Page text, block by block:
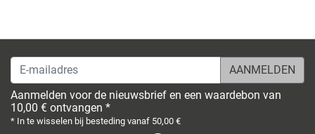
E-mailadres
Aanmelden voor de nieuwsbrief en een waardebon van
10,00 € ontvangen *
* In te wisselen bij besteding vanaf 50,00 €